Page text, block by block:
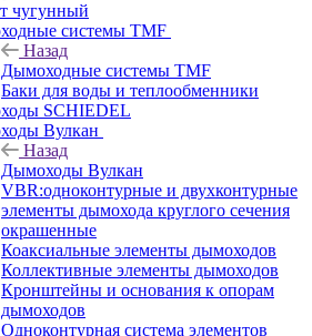
чугунный
системы TMF
Назад
Дымоходные системы TMF
Баки для воды и теплообменники
SCHIEDEL
Вулкан
Назад
Дымоходы Вулкан
VBR:одноконтурные и двухконтурные
элементы дымохода круглого сечения
окрашенные
Коаксиальные элементы дымоходов
Коллективные элементы дымоходов
Кронштейны и основания к опорам
дымоходов
Одноконтурная система элементов